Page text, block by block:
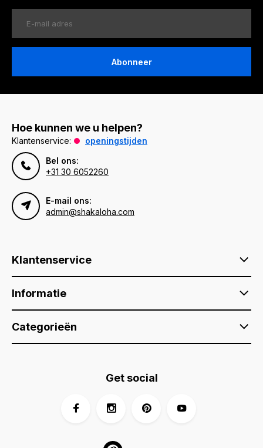
Abonneer
Hoe kunnen we u helpen?
Klantenservice:
openingstijden
Bel ons:
+31 30 6052260
E-mail ons:
admin@shakaloha.com
Klantenservice
Informatie
Categorieën
Get social